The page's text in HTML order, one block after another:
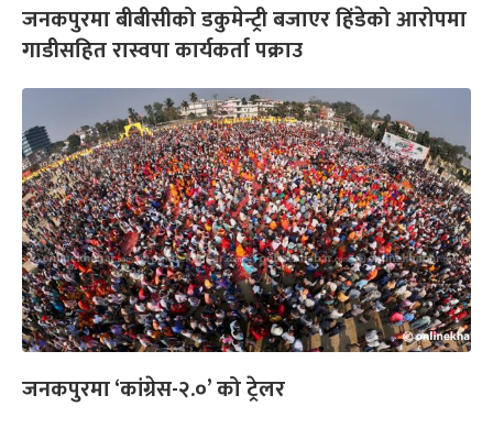
जनकपुरमा बीबीसीको डकुमेन्ट्री बजाएर हिंडेको आरोपमा
गाडीसहित रास्वपा कार्यकर्ता पक्राउ
जनकपुरमा ‘कांग्रेस-२.०’ को ट्रेलर